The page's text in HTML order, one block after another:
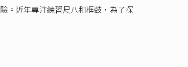
。近年專注練習尺八和框鼓，為了探